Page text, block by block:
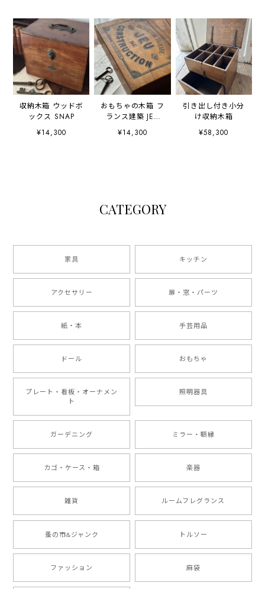
収納木箱 ウッドボ
ックス SNAP
¥14,300
おもちゃの木箱 フ
ランス建築 JEU
DE
CONSTRUCTION
¥14,300
引き出し付き小分
け収納木箱
¥58,300
CATEGORY
家具 キッチン
アクセサリー 扉・窓・パーツ
紙・本 手芸用品
ドール おもちゃ
プレート・看板・オーナメン
ト
照明器具
ガーデニング ミラー・額縁
カゴ・ケース・箱 楽器
雑貨 ルームフレグランス
蚤の市&ジャンク トルソー
ファッション 麻袋